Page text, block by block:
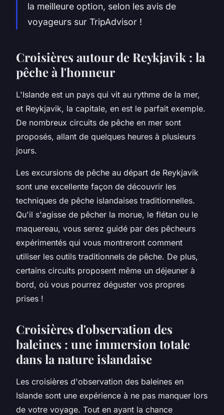
la meilleure option, selon les avis de
voyageurs sur TripAdvisor !
Croisières autour de Reykjavik : la
pêche à l'honneur
L'Islande est un pays qui vit au rythme de la mer,
et Reykjavik, la capitale, en est le parfait exemple.
De nombreux circuits de pêche en mer sont
proposés, allant de quelques heures à plusieurs
jours.
Les excursions de pêche au départ de Reykjavik
sont une excellente façon de découvrir les
techniques de pêche islandaises traditionnelles.
Qu'il s'agisse de pêcher la morue, le flétan ou le
maquereau, vous serez guidé par des pêcheurs
expérimentés qui vous montreront comment
utiliser les outils traditionnels de pêche. De plus,
certains circuits proposent même un déjeuner à
bord, où vous pourrez déguster vos propres
prises !
Croisières d'observation des
baleines : une immersion totale
dans la nature islandaise
Les croisières d'observation des baleines en
Islande sont une expérience à ne pas manquer lors
de votre voyage. Tout en ayant la chance